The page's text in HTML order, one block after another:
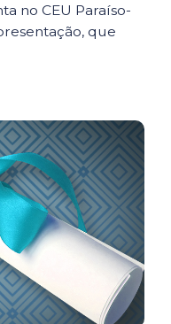
no CEU Paraíso-
que